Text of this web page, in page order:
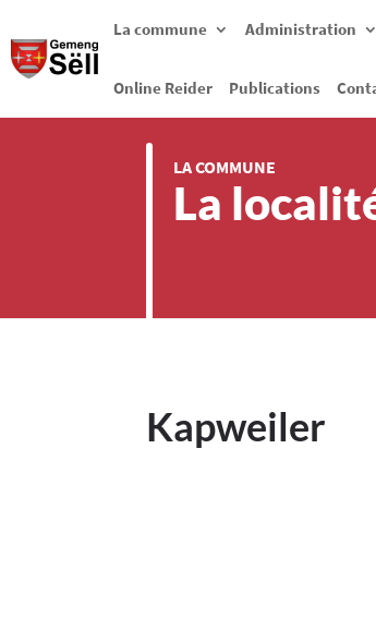
La commune Administration
Online Reider Publications
LA COMMUNE
La
Kapweiler